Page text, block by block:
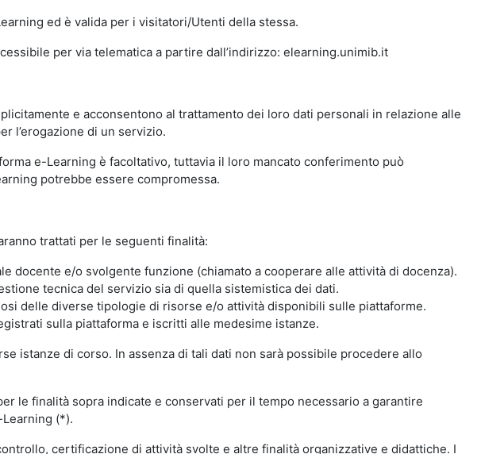
ed è valida per i visitatori/Utenti della stessa.
per via telematica a partire dall’indirizzo: elearning.unimib.it
e acconsentono al trattamento dei loro dati personali in relazione alle
l’erogazione di un servizio.
e-Learning è facoltativo, tuttavia il loro mancato conferimento può
potrebbe essere compromessa.
trattati per le seguenti finalità:
docente e/o svolgente funzione (chiamato a cooperare alle attività di docenza).
tecnica del servizio sia di quella sistemistica dei dati.
delle diverse tipologie di risorse e/o attività disponibili sulle piattaforme.
sulla piattaforma e iscritti alle medesime istanze.
istanze di corso. In assenza di tali dati non sarà possibile procedere allo
le finalità sopra indicate e conservati per il tempo necessario a garantire
(*).
certificazione di attività svolte e altre finalità organizzative e didattiche. I